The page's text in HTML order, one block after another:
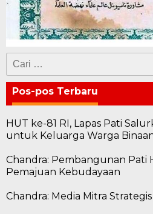
Cari
untuk:
Pos-pos Terbaru
HUT ke-81 RI, Lapas Pati
untuk Keluarga Warga
Chandra: Pembangunan Pati
Pemajuan Kebudayaan
Chandra: Media Mitra